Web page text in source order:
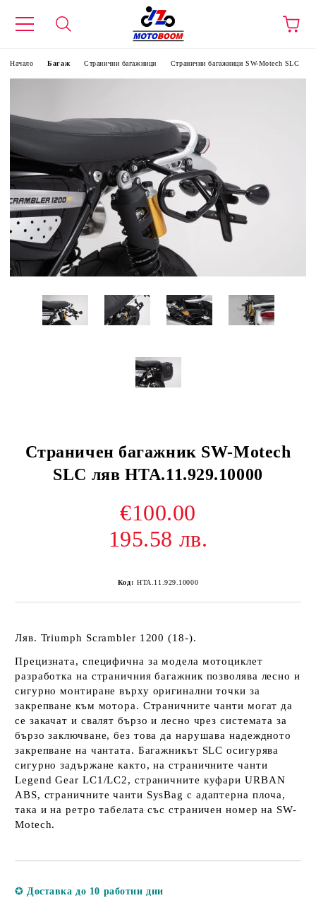
Начало Багаж Странични багажници Странични багажници SW-Motech SLC
Страничен багажник SW-Motech
SLC ляв HTA.11.929.10000
€100.00
195.58 лв.
Код: HTA.11.929.10000
Ляв. Triumph Scrambler 1200 (18-).
Прецизната, специфична за модела мотоциклет
разработка на страничния багажник позволява лесно и
сигурно монтиране върху оригинални точки за
закрепване към мотора. Страничните чанти могат да
се закачат и свалят бързо и лесно чрез системата за
бързо заключване, без това да нарушава надеждното
закрепване на чантата. Багажникът SLC осигурява
сигурно задържане както, на страничните чанти
Legend Gear LC1/LC2, страничните куфари URBAN
ABS, страничните чанти SysBag с адаптерна плоча,
така и на ретро табелата със страничен номер на SW-
Motech.
✪ Доставка до 10 работни дни